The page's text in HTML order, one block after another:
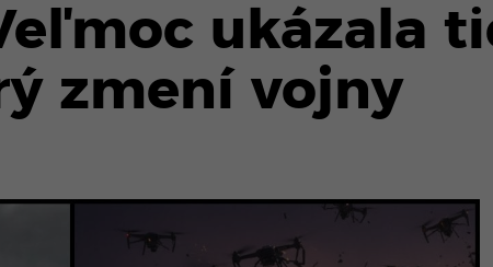
ukázala
zmení vojny